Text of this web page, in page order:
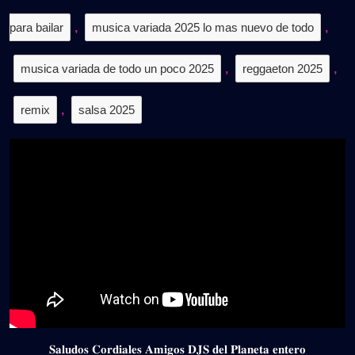
para bailar , musica variada 2025 lo mas nuevo de todo ,
musica variada de todo un poco 2025 , reggaeton 2025 ,
remix , salsa 2025
𝐒𝐚𝐥𝐮𝐝𝐨𝐬 𝐂𝐨𝐫𝐝𝐢𝐚𝐥𝐞𝐬 𝐀𝐦𝐢𝐠𝐨𝐬 𝐃𝐉𝐒 𝐝𝐞𝐥 𝐏𝐥𝐚𝐧𝐞𝐭𝐚 𝐞𝐧𝐭𝐞𝐫𝐨